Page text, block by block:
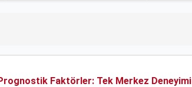
Faktörler: Tek Merkez Deneyimi